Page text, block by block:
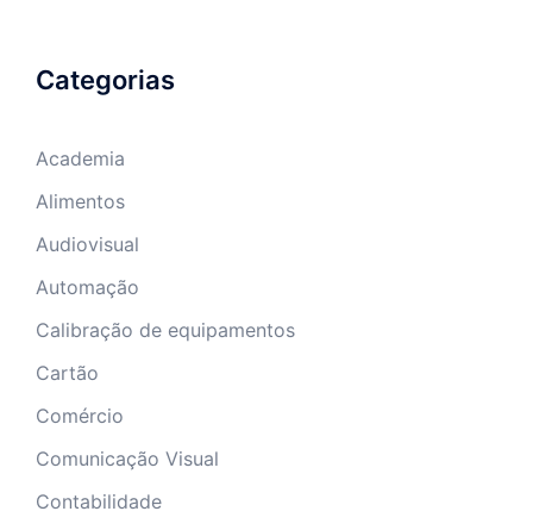
Categorias
Academia
Alimentos
Audiovisual
Automação
Calibração de equipamentos
Cartão
Comércio
Comunicação Visual
Contabilidade